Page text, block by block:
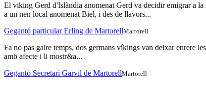
El viking Gerd d'Islàndia anomenat Gerd va decidir emigrar a
a un nen local anomenat Biel, i des de llavors...
Gegantó particular Erling de MartorellMartorell
Fa no pas gaire temps, dos germans víkings van deixar enrere
amb afecte i li mostr&a...
Gegantó Secretari Garvil de MartorellMartorell